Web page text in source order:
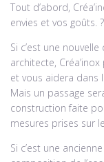
Tout d’abord,
envies et vos goûts. ?
Si c’est une
architecte,
et vous aidera dans
Mais un passage
construction faite
mesures prises sur
Si c’est une